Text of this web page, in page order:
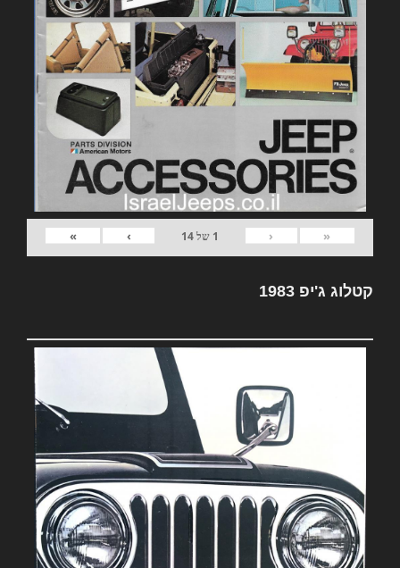
«
‹
1 של14
›
»
קטלוג ג'יפ 1983